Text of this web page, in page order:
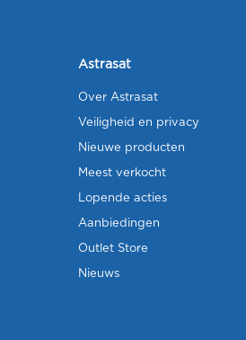
Astrasat
Over Astrasat
Veiligheid en privacy
Nieuwe producten
Meest verkocht
Lopende acties
Aanbiedingen
Outlet Store
Nieuws